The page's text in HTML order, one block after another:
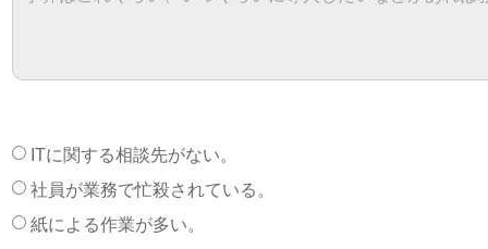
ITに関する相談先がない。
社員が業務で忙殺されている。
紙による作業が多い。